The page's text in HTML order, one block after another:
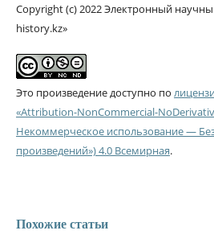
Copyright (c) 2022 Электронный
history.kz»
Это произведение доступно по
«Attribution-NonCommercial-
Некоммерческое использование —
произведений») 4.0 Всемирная.
Похожие статьи